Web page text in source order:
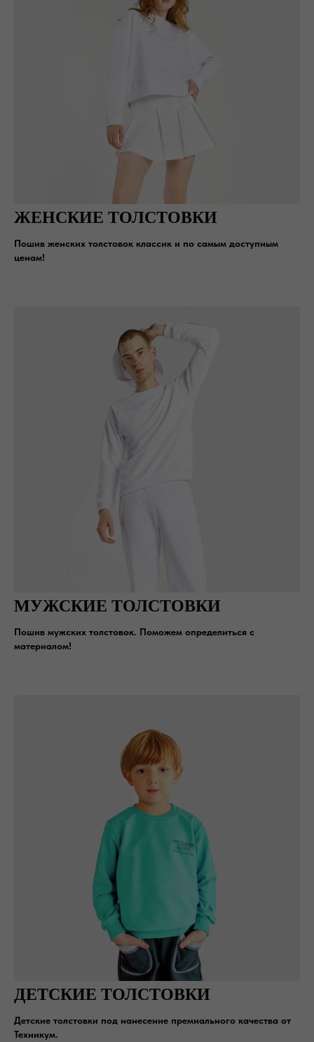
ЖЕНСКИЕ ТОЛСТОВКИ
Пошив женских толстовок классик и по самым доступным
ценам!
МУЖСКИЕ ТОЛСТОВКИ
Пошив мужских толстовок. Поможем определиться с
материалом!
ДЕТСКИЕ ТОЛСТОВКИ
Детские толстовки под нанесение премиального качества от
Техникум.